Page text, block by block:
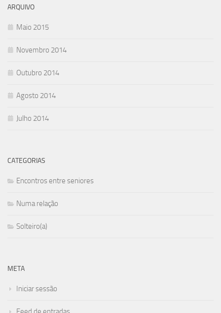
ARQUIVO
Maio 2015
Novembro 2014
Outubro 2014
Agosto 2014
Julho 2014
CATEGORIAS
Encontros entre seniores
Numa relação
Solteiro(a)
META
Iniciar sessão